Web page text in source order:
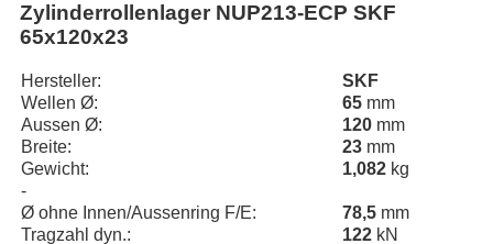
Zylinderrollenlager NUP213-ECP SKF
65x120x23
Hersteller:
SKF
Wellen Ø:
65 mm
Aussen Ø:
120 mm
Breite:
23 mm
Gewicht:
1,082 kg
-
Ø ohne Innen/Aussenring F/E:
78,5 mm
Tragzahl dyn.:
122 kN